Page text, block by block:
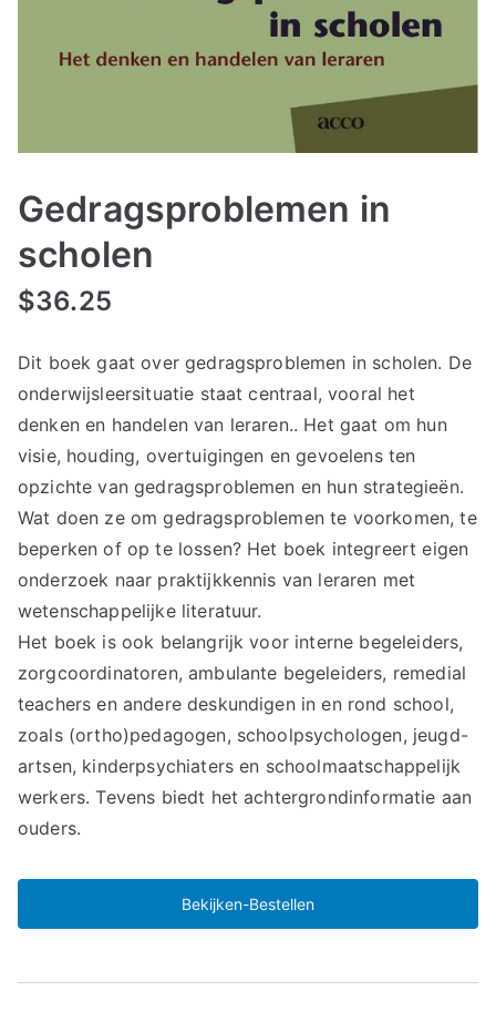
Gedragsproblemen in
scholen
$36.25
Dit boek gaat over gedragsproblemen in scholen. De
onderwijsleersituatie staat centraal, vooral het
denken en handelen van leraren.. Het gaat om hun
visie, houding, overtuigingen en gevoelens ten
opzichte van gedragsproblemen en hun strategieën.
Wat doen ze om gedragsproblemen te voorkomen, te
beperken of op te lossen? Het boek integreert eigen
onderzoek naar praktijkkennis van leraren met
wetenschappelijke literatuur.
Het boek is ook belangrijk voor interne begeleiders,
zorgcoordinatoren, ambulante begeleiders, remedial
teachers en andere deskundigen in en rond school,
zoals (ortho)pedagogen, schoolpsychologen, jeugd-
artsen, kinderpsychiaters en schoolmaatschappelijk
werkers. Tevens biedt het achtergrondinformatie aan
ouders.
Bekijken-Bestellen